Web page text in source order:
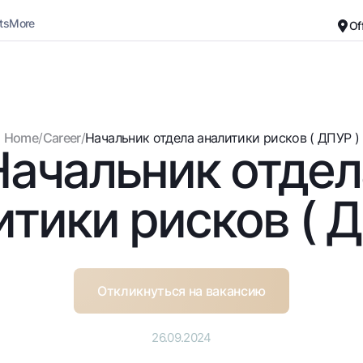
Deposits
Dlya vseh
Demand
Jozibali
Everything is possible
Demand USD
Cards
Free
Premium
For travelers
Visa FIFA
More
Black and white version
Enable voice narration
Home/Career/Начальник отдела аналитики рисков ( ДПУР )
рисков (
Откликнуться на вакансию
26.09.2024